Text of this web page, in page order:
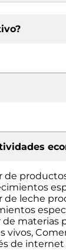
de leche
materias
vivos,
de internet